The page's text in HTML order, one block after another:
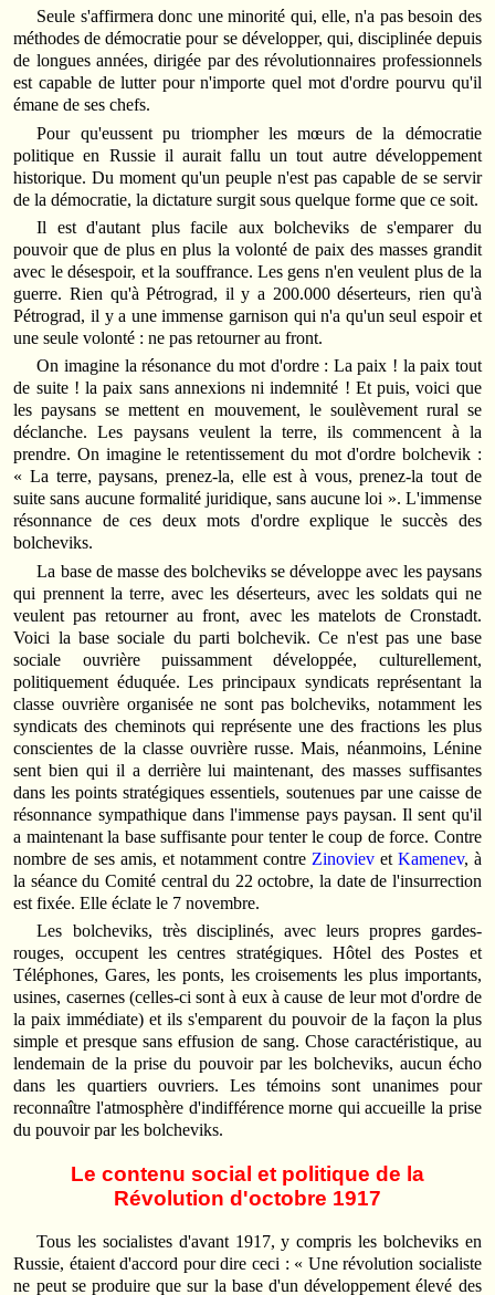
Seule s'affirmera donc une minorité qui, elle, n'a pas besoin des
méthodes de démocratie pour se développer, qui, disciplinée depuis
de longues années, dirigée par des révolutionnaires professionnels
est capable de lutter pour n'importe quel mot d'ordre pourvu qu'il
émane de ses chefs.
Pour qu'eussent pu triompher les mœurs de la démocratie
politique en Russie il aurait fallu un tout autre développement
historique. Du moment qu'un peuple n'est pas capable de se servir
de la démocratie, la dictature surgit sous quelque forme que ce soit.
Il est d'autant plus facile aux bolcheviks de s'emparer du
pouvoir que de plus en plus la volonté de paix des masses grandit
avec le désespoir, et la souffrance. Les gens n'en veulent plus de la
guerre. Rien qu'à Pétrograd, il y a 200.000 déserteurs, rien qu'à
Pétrograd, il y a une immense garnison qui n'a qu'un seul espoir et
une seule volonté : ne pas retourner au front.
On imagine la résonance du mot d'ordre : La paix ! la paix tout
de suite ! la paix sans annexions ni indemnité ! Et puis, voici que
les paysans se mettent en mouvement, le soulèvement rural se
déclanche. Les paysans veulent la terre, ils commencent à la
prendre. On imagine le retentissement du mot d'ordre bolchevik :
« La terre, paysans, prenez-la, elle est à vous, prenez-la tout de
suite sans aucune formalité juridique, sans aucune loi ». L'immense
résonnance de ces deux mots d'ordre explique le succès des
bolcheviks.
La base de masse des bolcheviks se développe avec les paysans
qui prennent la terre, avec les déserteurs, avec les soldats qui ne
veulent pas retourner au front, avec les matelots de Cronstadt.
Voici la base sociale du parti bolchevik. Ce n'est pas une base
sociale ouvrière puissamment développée, culturellement,
politiquement éduquée. Les principaux syndicats représentant la
classe ouvrière organisée ne sont pas bolcheviks, notamment les
syndicats des cheminots qui représente une des fractions les plus
conscientes de la classe ouvrière russe. Mais, néanmoins, Lénine
sent bien qui il a derrière lui maintenant, des masses suffisantes
dans les points stratégiques essentiels, soutenues par une caisse de
résonnance sympathique dans l'immense pays paysan. Il sent qu'il
a maintenant la base suffisante pour tenter le coup de force. Contre
nombre de ses amis, et notamment contre Zinovievet Kamenev, à
la séance du Comité central du 22 octobre, la date de l'insurrection
est fixée. Elle éclate le 7 novembre.
Les bolcheviks, très disciplinés, avec leurs propres gardes-
rouges, occupent les centres stratégiques. Hôtel des Postes et
Téléphones, Gares, les ponts, les croisements les plus importants,
usines, casernes (celles-ci sont à eux à cause de leur mot d'ordre de
la paix immédiate) et ils s'emparent du pouvoir de la façon la plus
simple et presque sans effusion de sang. Chose caractéristique, au
lendemain de la prise du pouvoir par les bolcheviks, aucun écho
dans les quartiers ouvriers. Les témoins sont unanimes pour
reconnaître l'atmosphère d'indifférence morne qui accueille la prise
du pouvoir par les bolcheviks.
Le contenu social et politique de la
Révolution d'octobre 1917
Tous les socialistes d'avant 1917, y compris les bolcheviks en
Russie, étaient d'accord pour dire ceci : « Une révolution socialiste
ne peut se produire que sur la base d'un développement élevé des